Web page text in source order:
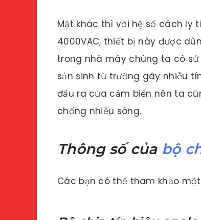
Mặt khác thì với hệ số cách ly
4000VAC, thiết bị này được
trong nhà máy chúng ta có
sản sinh từ trường gây nhiễu
đầu ra của cảm biến nên ta
chống nhiễu sóng.
Thông số của bộ
Các bạn có thể tham khảo